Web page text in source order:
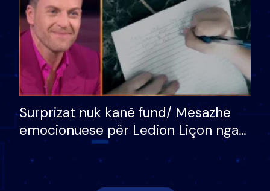
Surprizat nuk kanë fund/ Mesazhe
emocionuese për Ledion Liçon nga
nëna dhe fëmijët e tij, moderatori
nuk i mban dot lotët: Nuk meritoj…